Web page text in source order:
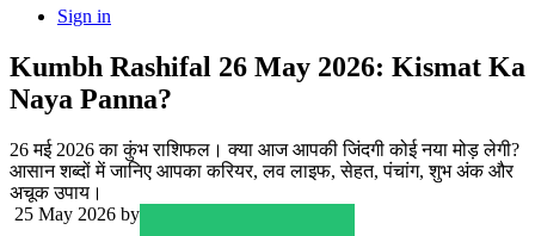
Sign in
Kumbh Rashifal 26 May 2026: Kismat Ka
Naya Panna?
26 मई 2026 का कुंभ राशिफल। क्या आज आपकी जिंदगी कोई नया मोड़ लेगी?
आसान शब्दों में जानिए आपका करियर, लव लाइफ, सेहत, पंचांग, शुभ अंक और
अचूक उपाय।
25 May 2026 by